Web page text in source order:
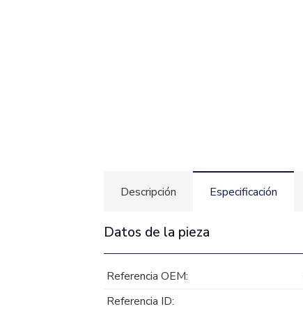
Descripción Especificación
Datos de la pieza
Referencia OEM:
Referencia ID: